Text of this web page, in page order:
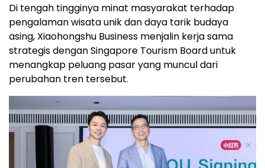
Di tengah tingginya minat masyarakat terhadap
pengalaman wisata unik dan daya tarik budaya
asing, Xiaohongshu Business menjalin kerja sama
strategis dengan Singapore Tourism Board untuk
menangkap peluang pasar yang muncul dari
perubahan tren tersebut.